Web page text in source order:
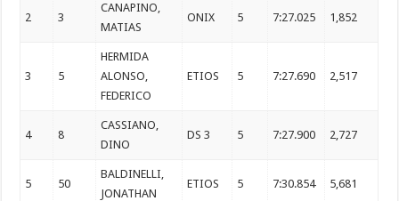
2 3
CANAPINO,
MATIAS
ONIX 5 7:27.025 1,852
3 5
HERMIDA
ALONSO,
FEDERICO
ETIOS 5 7:27.690 2,517
4 8
CASSIANO,
DINO
DS 3 5 7:27.900 2,727
5 50
BALDINELLI,
JONATHAN
ETIOS 5 7:30.854 5,681